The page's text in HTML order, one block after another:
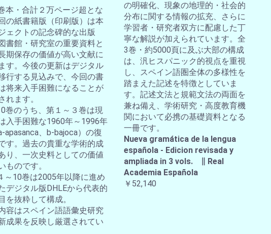
本・合計２万ページ超とな
の紙書籍版（印刷版）は本
ェクトの記念碑的な出版
書館・研究室の重要資料と
期保存の価値が高い文献に
す。今後の更新はデジタル
行する見込みで、今回の書
将来入手困難になることが
れます。
巻のうち、第１～３巻は現
入手困難な1960年～1996年
apasanca、b-bajoca）の復
す。過去の貴重な学術的成
り、一次史料としての価値
ものです。
～10巻は2005年以降に進め
デジタル版DHLEから代表的
を抜粋して構成。
容はスペイン語語彙史研究
成果を反映し厳選されてい
の明確化、現象の地理的・社会的
分布に関する情報の拡充、さらに
学習者・研究者双方に配慮した丁
寧な解説が加えられています。全
3巻・約5000頁に及ぶ大部の構成
は、汎ヒスパニック的視点を重視
し、スペイン語圏全体の多様性を
踏まえた記述を特徴としていま
す。記述文法と規範文法の両面を
兼ね備え、学術研究・高度教育機
関において必携の基礎資料となる
一冊です。
Nueva gramática de la lengua
española - Edicion revisada y
ampliada in 3 vols. ∥ Real
Academia Española
￥52,140